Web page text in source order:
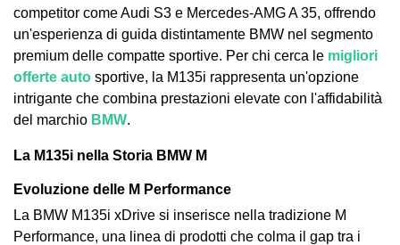
competitor come Audi S3 e Mercedes-AMG A 35, offrendo
un'esperienza di guida distintamente BMW nel segmento
premium delle compatte sportive. Per chi cerca le migliori
offerte auto sportive, la M135i rappresenta un'opzione
intrigante che combina prestazioni elevate con l'affidabilità
del marchio BMW.
La M135i nella Storia BMW M
Evoluzione delle M Performance
La BMW M135i xDrive si inserisce nella tradizione M
Performance, una linea di prodotti che colma il gap tra i